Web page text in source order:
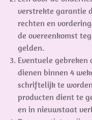
verstrekte garantie
rechten en
de overeenkomst
gelden.
Eventuele gebreken
dienen binnen 4
schriftelijk te
producten dient te
en in nieuwstaat